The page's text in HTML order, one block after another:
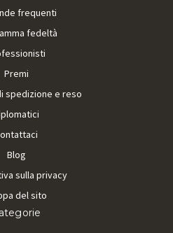
frequenti
fedeltà
Premi
spedizione e reso
Blog
sulla privacy
del sito